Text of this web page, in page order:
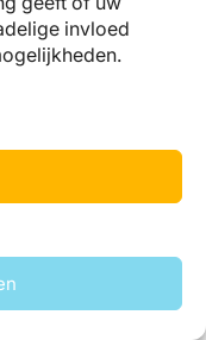
invloed
voorwaarden
en
Bedrijfsbureau RSC